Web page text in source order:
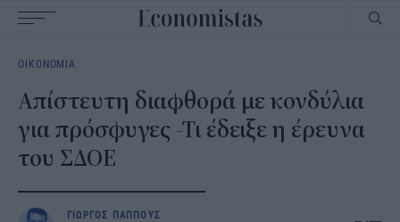
navigation
ΟΙΚΟΝΟΜΙΑ
Απίστευτη διαφθορά με κονδύλια
για πρόσφυγες -Τι έδειξε η έρευνα
του ΣΔΟΕ
ΓΙΩΡΓΟΣ ΠΑΠΠΟΥΣ